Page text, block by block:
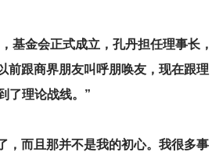
基金会正式成立，孔丹担任理事长，
前跟商界朋友叫呼朋唤友，现在跟理
了理论战线。”
，而且那并不是我的初心。我很多事